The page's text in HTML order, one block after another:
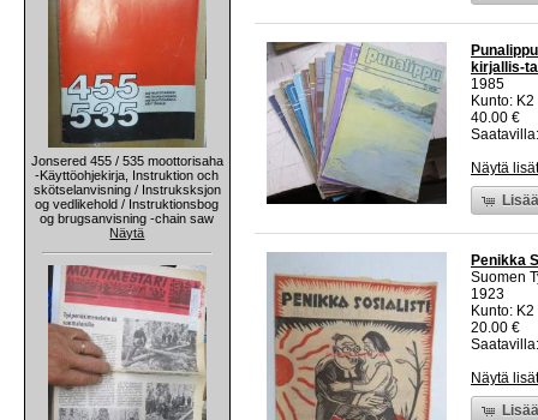
Jonsered 455 / 535 moottorisaha
-Käyttöohjekirja, Instruktion och
skötselanvisning / Instruksksjon
og vedlikehold / Instruktionsbog
og brugsanvisning -chain saw
Näytä
kirjallis-
1985
Kunto:
40.00 €
Näytä
Penikka
Suomen
1923
Kunto:
20.00 €
Näytä